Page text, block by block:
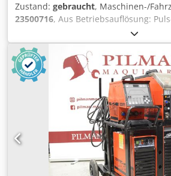
Zustand: gebraucht, Maschinen-/
23500716, Aus Betriebsauflösung:
Kemppi Pro 4200 Evolution Gerät ist
Dkedpsxq Rcusfx Anzsr 420Ampere
80%Einschaltleistung
Vorschubkoffer Promig 530 Steuerung
Rollenvorschub Wasserkühlung 2/
+Draht, Massekabel und
mm ca. 1260x440x1020